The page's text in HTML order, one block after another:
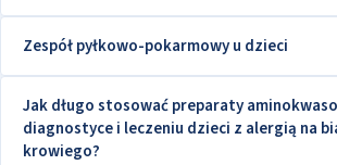
Zespół pyłkowo-pokarmowy u dzieci
Jak długo stosować preparaty
diagnostyce i leczeniu dzieci z alergią na
krowiego?